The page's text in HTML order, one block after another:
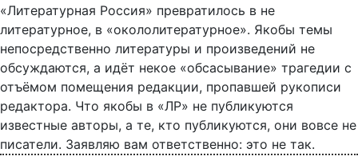
«Литературная Россия» превратилось в не
литературное, в «окололитературное». Якобы темы
непосредственно литературы и произведений не
обсуждаются, а идёт некое «обсасывание» трагедии с
отъёмом помещения редакции, пропавшей рукописи
редактора. Что якобы в «ЛР» не публикуются
известные авторы, а те, кто публикуются, они вовсе не
писатели. Заявляю вам ответственно: это не так.